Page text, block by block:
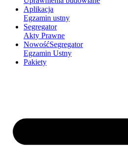
Aplikacja
Egzamin ustny
Segregator
Akty Prawne
NowośćSegregator
Egzamin Ustny
Pakiety